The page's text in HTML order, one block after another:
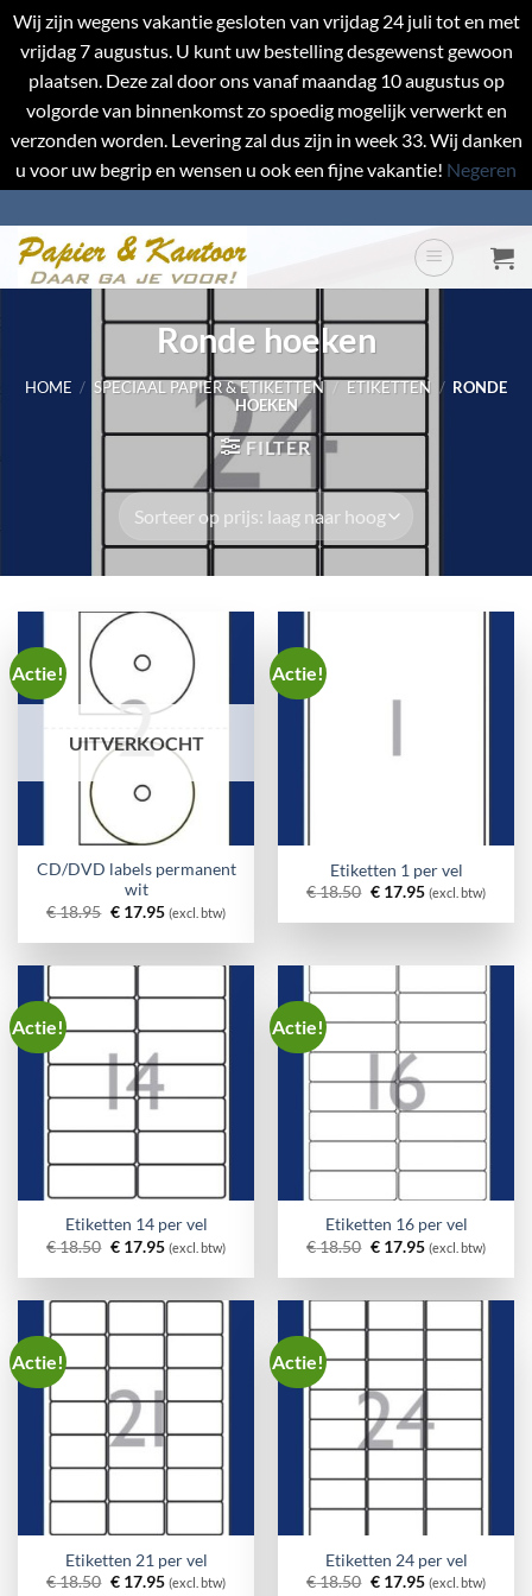
Wij zijn wegens vakantie gesloten van vrijdag 24 juli tot en met
vrijdag 7 augustus. U kunt uw bestelling desgewenst gewoon
plaatsen. Deze zal door ons vanaf maandag 10 augustus op
volgorde van binnenkomst zo spoedig mogelijk verwerkt en
verzonden worden. Levering zal dus zijn in week 33. Wij danken
u voor uw begrip en wensen u ook een fijne vakantie! Negeren
naar
inhoud
Ronde hoeken
HOME / SPECIAAL PAPIER & ETIKETTEN / ETIKETTEN / RONDE
HOEKEN
FILTER
Actie!
UITVERKOCHT
CD/DVD labels permanent
wit
€18.95 Oorspronkelijke
was:
€17.95Huidige
prijs
is:
(excl. btw)
Actie!
Etiketten 1 per vel
€18.50 Oorspronkelijke
was:
€17.95Huidige
prijs
is:
(excl. btw)
Actie!
Etiketten 14 per vel
€18.50 Oorspronkelijke
was:
€17.95Huidige
prijs
is:
(excl. btw)
Actie!
Etiketten 16 per vel
€18.50 Oorspronkelijke
was:
€17.95Huidige
prijs
is:
(excl. btw)
Actie!
Etiketten 21 per vel
€18.50 Oorspronkelijke
€17.95Huidige
(excl. btw)
Actie!
Etiketten 24 per vel
€18.50 Oorspronkelijke
€17.95Huidige
(excl. btw)